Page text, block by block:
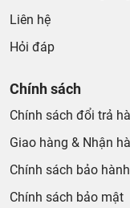
Liên hệ
Hỏi đáp
Chính sách
Chính sách đổi trả
Giao hàng & Nhận
Chính sách bảo hành
Chính sách bảo mật